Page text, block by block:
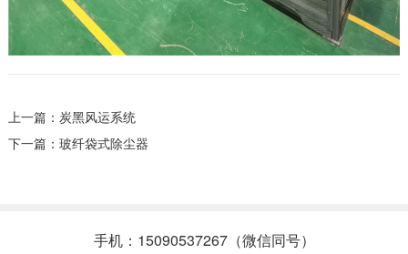
上一篇： 炭黑风运系统
下一篇： 玻纤袋式除尘器
手机：15090537267（微信同号）